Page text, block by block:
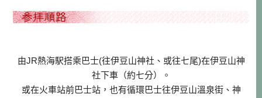
由JR熱海駅搭乘巴士(往伊豆山神社、或往七尾)在伊豆山神
社下車（約七分）。
或在火車站前巴士站，也有循環巴士往伊豆山溫泉街、神